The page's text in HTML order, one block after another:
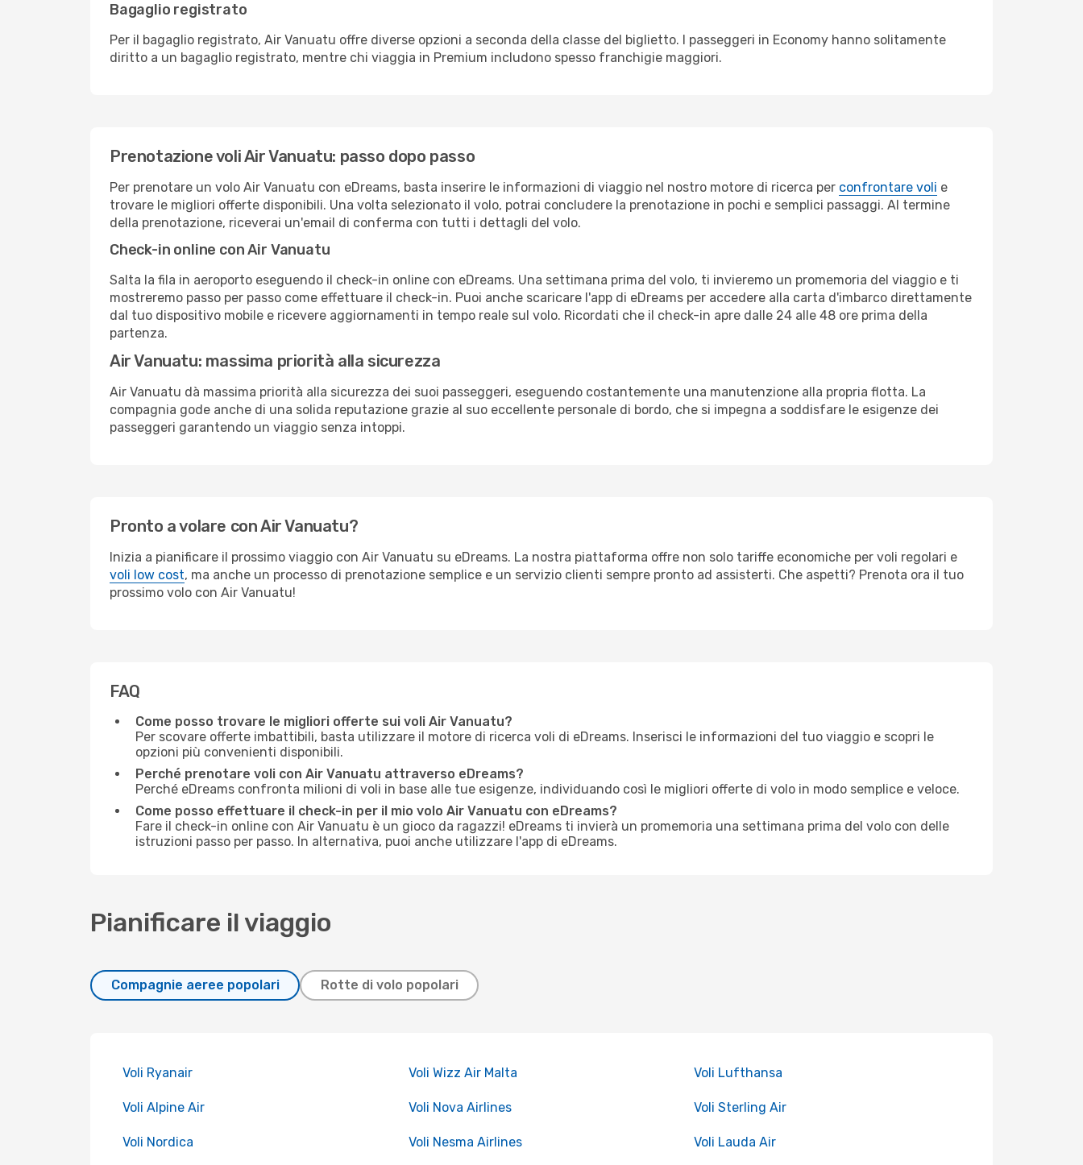
Bagaglio registrato
Per il bagaglio registrato, Air Vanuatu offre diverse opzioni a seconda della classe del biglietto. I passeggeri in Economy hanno solitamente
diritto a un bagaglio registrato, mentre chi viaggia in Premium includono spesso franchigie maggiori.
Prenotazione voli Air Vanuatu: passo dopo passo
Per prenotare un volo Air Vanuatu con eDreams, basta inserire le informazioni di viaggio nel nostro motore di ricerca per confrontare voli e
trovare le migliori offerte disponibili. Una volta selezionato il volo, potrai concludere la prenotazione in pochi e semplici passaggi. Al termine
della prenotazione, riceverai un'email di conferma con tutti i dettagli del volo.
Check-in online con Air Vanuatu
Salta la fila in aeroporto eseguendo il check-in online con eDreams. Una settimana prima del volo, ti invieremo un promemoria del viaggio e ti
mostreremo passo per passo come effettuare il check-in. Puoi anche scaricare l'app di eDreams per accedere alla carta d'imbarco direttamente
dal tuo dispositivo mobile e ricevere aggiornamenti in tempo reale sul volo. Ricordati che il check-in apre dalle 24 alle 48 ore prima della
partenza.
Air Vanuatu: massima priorità alla sicurezza
Air Vanuatu dà massima priorità alla sicurezza dei suoi passeggeri, eseguendo costantemente una manutenzione alla propria flotta. La
compagnia gode anche di una solida reputazione grazie al suo eccellente personale di bordo, che si impegna a soddisfare le esigenze dei
passeggeri garantendo un viaggio senza intoppi.
Pronto a volare con Air Vanuatu?
Inizia a pianificare il prossimo viaggio con Air Vanuatu su eDreams. La nostra piattaforma offre non solo tariffe economiche per voli regolari e
voli low cost, ma anche un processo di prenotazione semplice e un servizio clienti sempre pronto ad assisterti. Che aspetti? Prenota ora il tuo
prossimo volo con Air Vanuatu!
FAQ
Come posso trovare le migliori offerte sui voli Air Vanuatu?
Per scovare offerte imbattibili, basta utilizzare il motore di ricerca voli di eDreams. Inserisci le informazioni del tuo viaggio e scopri le
opzioni più convenienti disponibili.
Perché prenotare voli con Air Vanuatu attraverso eDreams?
Perché eDreams confronta milioni di voli in base alle tue esigenze, individuando così le migliori offerte di volo in modo semplice e veloce.
Come posso effettuare il check-in per il mio volo Air Vanuatu con eDreams?
Fare il check-in online con Air Vanuatu è un gioco da ragazzi! eDreams ti invierà un promemoria una settimana prima del volo con delle
istruzioni passo per passo. In alternativa, puoi anche utilizzare l'app di eDreams.
Pianificare il viaggio
Compagnie aeree popolari Rotte di volo popolari
Voli Ryanair Voli Wizz Air Malta Voli Lufthansa
Voli Alpine Air Voli Nova Airlines Voli Sterling Air
Voli Nordica Voli Nesma Airlines Voli Lauda Air